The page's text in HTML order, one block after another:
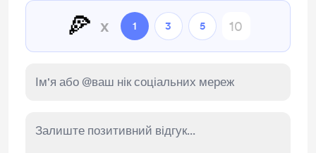
🍕 x 1 3 5